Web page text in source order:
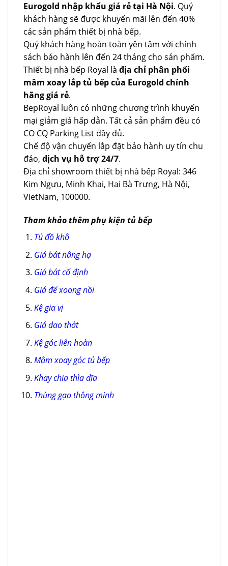
Eurogold nhập khẩu giá rẻ tại Hà Nội. Quý
khách hàng sẽ được khuyến mãi lên đến 40%
các sản phẩm thiết bị nhà bếp.
Quý khách hàng hoàn toàn yên tâm với chính
sách bảo hành lên đến 24 tháng cho sản phẩm.
Thiết bị nhà bếp Royal là địa chỉ phân phối
mâm xoay lắp tủ bếp của Eurogold chính
hãng giá rẻ.
BepRoyal luôn có những chương trình khuyến
mại giảm giá hấp dẫn. Tất cả sản phẩm đều có
CO CQ Parking List đầy đủ.
Chế độ vận chuyển lắp đặt bảo hành uy tín chu
đáo, dịch vụ hỗ trợ 24/7.
Địa chỉ showroom thiết bị nhà bếp Royal: 346
Kim Ngưu, Minh Khai, Hai Bà Trưng, Hà Nội,
VietNam, 100000.
Tham khảo thêm phụ kiện tủ bếp
Tủ đồ khô
Giá bát nâng hạ
Giá bát cố định
Giá để xoong nồi
Kệ gia vị
Giá dao thớt
Kệ góc liên hoàn
Mâm xoay góc tủ bếp
Khay chia thìa dĩa
Thùng gạo thông minh